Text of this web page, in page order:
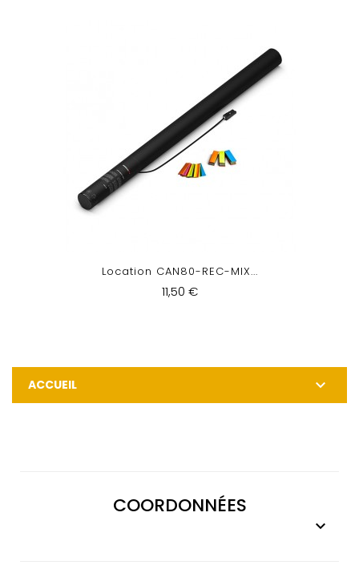
Location CAN80-REC-MIX...
11,50 €
ACCUEIL 
COORDONNÉES
